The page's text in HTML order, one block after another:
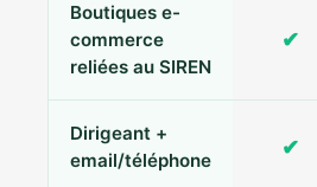
Boutiques e-
commerce
reliées au SIREN
✔
Dirigeant +
email/téléphone
✔